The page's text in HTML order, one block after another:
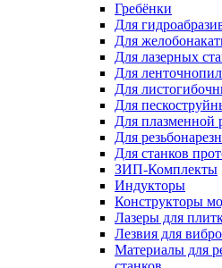
Гребёнки
Для
Для
Для лазерных
Для
Для
Для
Для плазменной
Для
Для станков
ЗИП-Комплекты
Индукторы
Конструкторы
Лазеры для
Лезвия для
Материалы для